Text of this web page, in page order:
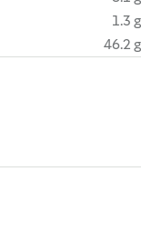
1.3 g
46.2 g